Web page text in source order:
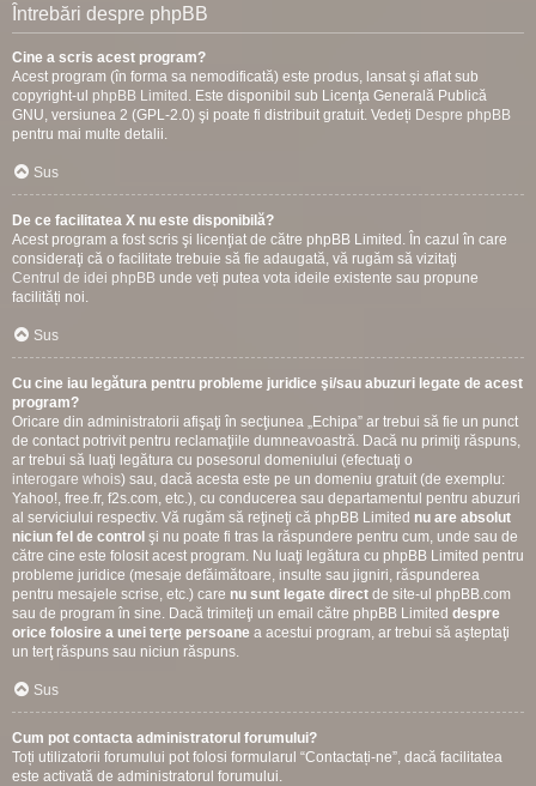
Întrebări despre phpBB
Cine a scris acest program?
Acest program (în forma sa nemodificată) este produs, lansat şi aflat sub
copyright-ul phpBB Limited . Este disponibil sub Licenţa Generală Publică
GNU, versiunea 2 (GPL-2.0) şi poate fi distribuit gratuit. Vedeți Despre phpBB
pentru mai multe detalii.
Sus
De ce facilitatea X nu este disponibilă?
Acest program a fost scris şi licenţiat de către phpBB Limited. În cazul în care
consideraţi că o facilitate trebuie să fie adaugată, vă rugăm să vizitaţi
Centrul de idei phpBB unde veți putea vota ideile existente sau propune
facilități noi.
Sus
Cu cine iau legătura pentru probleme juridice şi/sau abuzuri legate de acest
program?
Oricare din administratorii afişaţi în secţiunea „Echipa” ar trebui să fie un punct
de contact potrivit pentru reclamaţiile dumneavoastră. Dacă nu primiţi răspuns,
ar trebui să luaţi legătura cu posesorul domeniului (efectuaţi o
interogare whois) sau, dacă acesta este pe un domeniu gratuit (de exemplu:
Yahoo!, free.fr, f2s.com, etc.), cu conducerea sau departamentul pentru abuzuri
al serviciului respectiv. Vă rugăm să reţineţi că phpBB Limited nu are absolut
niciun fel de control şi nu poate fi tras la răspundere pentru cum, unde sau de
către cine este folosit acest program. Nu luaţi legătura cu phpBB Limited pentru
probleme juridice (mesaje defăimătoare, insulte sau jigniri, răspunderea
pentru mesajele scrise, etc.) care nu sunt legate direct de site-ul phpBB.com
sau de program în sine. Dacă trimiteţi un email către phpBB Limited despre
orice folosire a unei terţe persoane a acestui program, ar trebui să aşteptaţi
un terţ răspuns sau niciun răspuns.
Sus
Cum pot contacta administratorul forumului?
Toți utilizatorii forumului pot folosi formularul “Contactați-ne”, dacă facilitatea
este activată de administratorul forumului.